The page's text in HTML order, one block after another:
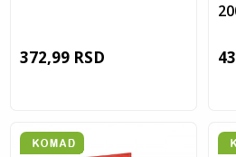
372,99 RSD